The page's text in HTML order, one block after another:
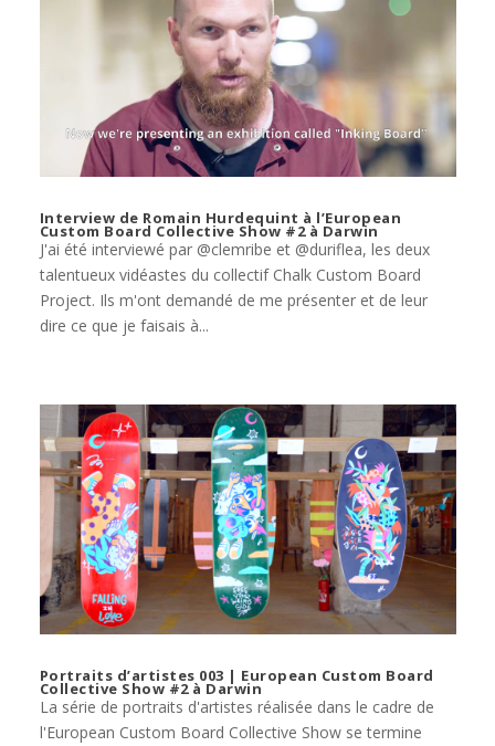
Interview de Romain Hurdequint à l’European
Custom Board Collective Show #2 à Darwin
J'ai été interviewé par @clemribe et @duriflea, les deux
talentueux vidéastes du collectif Chalk Custom Board
Project. Ils m'ont demandé de me présenter et de leur
dire ce que je faisais à...
Portraits d’artistes 003 | European Custom Board
Collective Show #2 à Darwin
La série de portraits d'artistes réalisée dans le cadre de
l'European Custom Board Collective Show se termine